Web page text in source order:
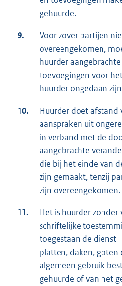
gehuurde.
9.
Voor zover partijen
overeengekomen,
huurder
toevoegingen voor
huurder ongedaan
10.
Huurder doet afstand
aanspraken uit
in verband met de
aangebrachte
die bij het einde van
zijn gemaakt, tenzij
zijn overeengekomen.
11.
Het is huurder zonder
schriftelijke
toegestaan de
platten, daken, goten
algemeen gebruik
gehuurde of van het